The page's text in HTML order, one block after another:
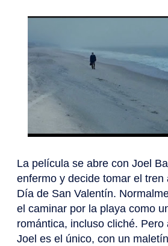
La película se abre con Joel
enfermo y decide tomar el tren
Día de San Valentín.
el caminar por la playa como
romántica, incluso cliché. Pero
Joel es el único, con un